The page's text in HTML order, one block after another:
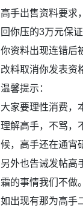
高手出售资料要求
回你压的3万元保
你资料出现连错后
改料取消你发表资
温馨提示 ：
大家要理性消费，
理解高手，不骂，
候，高手还在通宵
另外也告诫发帖高
霜的事情我们不做
如出现有那为高手